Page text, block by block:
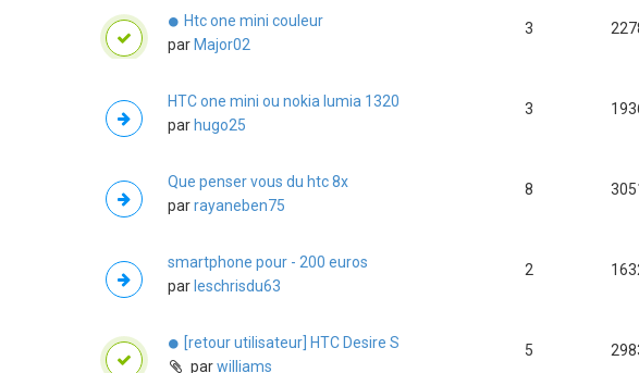
Htc one mini couleur
par Major02
3
HTC one mini ou nokia lumia 1320
par hugo25
3
Que penser vous du htc 8x
parrayaneben75
8
smartphone pour - 200 euros
par leschrisdu63
2
[retour utilisateur] HTC Desire S
parwilliams
5